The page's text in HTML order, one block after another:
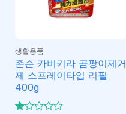
생활용품
존슨 카비키라 곰팡이제거
제 스프레이타입 리필
400g